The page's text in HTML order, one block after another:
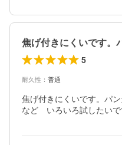
5
耐久性 ： 普通
焦げ付きにくいです。パ
など　いろいろ試したいで